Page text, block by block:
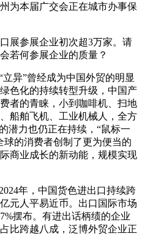
为本届广交会正在城市办事保
参展企业初次超3万家。请
若何参展企业的质量？
异”曾经成为中国外贸的明显
色化的持续转型升级，中国产
者的青睐，小到咖啡机、扫地
船舶飞机、工业机械人，全方
潜力也仍正在持续，“鼠标一
球的消费者创制了更为便当的
商业成长的新动能，规模实现
年，中国货色进出口持续跨
元人平易近币。出口国际市场
摆布。有进出话柄绩的企业
比跨越八成，泛博外贸企业正